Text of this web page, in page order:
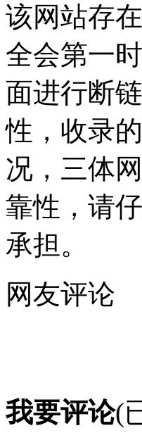
该网站存
全会第一
面进行断
性，收录
况，三体
靠性，请
承担。
网友评论
我要评论(